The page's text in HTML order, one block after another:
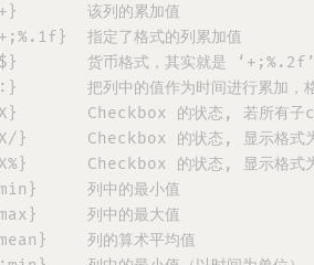
该列的累加值
指定了格式的列累加值
货币格式，其实就是
把列中的值作为时间进行累加，
Checkbox 的状态, 若所有子
Checkbox 的状态, 显示格式
Checkbox 的状态, 显示格式
列中的最小值
列中的最大值
列的算术平均值